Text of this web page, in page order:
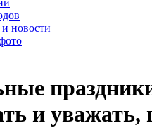
новости
и